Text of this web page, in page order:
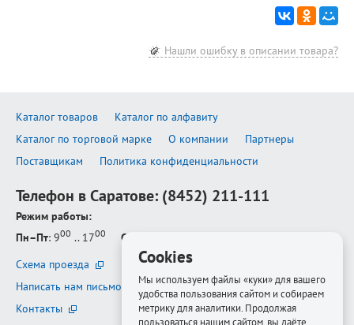
Нашли ошибку в описании товара?
Каталог товаров
Каталог по алфавиту
Каталог по торговой марке
О компании
Партнеры
Поставщикам
Политика конфиденциальности
Телефон в Саратове: (8452) 211-111
Режим работы:
Пн–Пт: 900 .. 1700 Сб–Вс
Схема проезда
Написать нам письмо
Контакты
Cookies
Мы используем файлы «куки» для вашего
удобства пользования сайтом и собираем
метрику для аналитики. Продолжая
пользоваться нашим сайтом, вы даёте